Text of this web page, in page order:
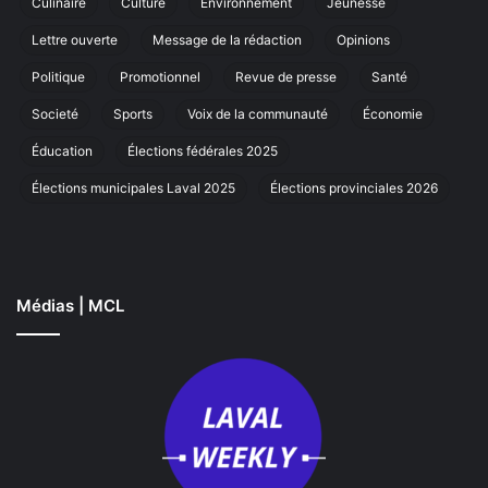
marche
Laval
Lettre ouverte Message de la rédaction Opinions
Politique Promotionnel Revue de presse Santé
Societé Sports Voix de la communauté Économie
Éducation Élections fédérales 2025
Élections municipales Laval 2025 Élections provinciales 2026
Médias | MCL